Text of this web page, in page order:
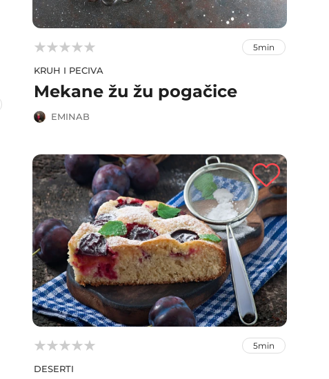


 5min
KRUH I PECIVA
Mekane žu žu pogačice
EMINAB


 5min
DESERTI